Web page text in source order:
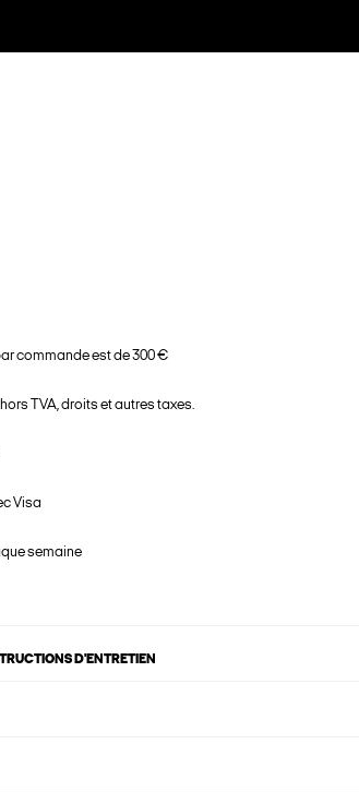
commande est de 300 €
TVA, droits et autres taxes.
Visa
semaine
D'ENTRETIEN